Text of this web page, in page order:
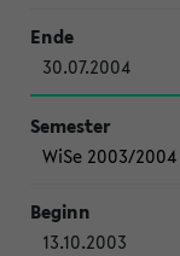
30.07.2004
WiSe 2003/2004
13.10.2003